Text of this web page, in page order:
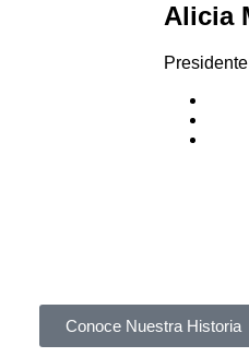
Alicia
Presidente
Conoce Nuestra Historia